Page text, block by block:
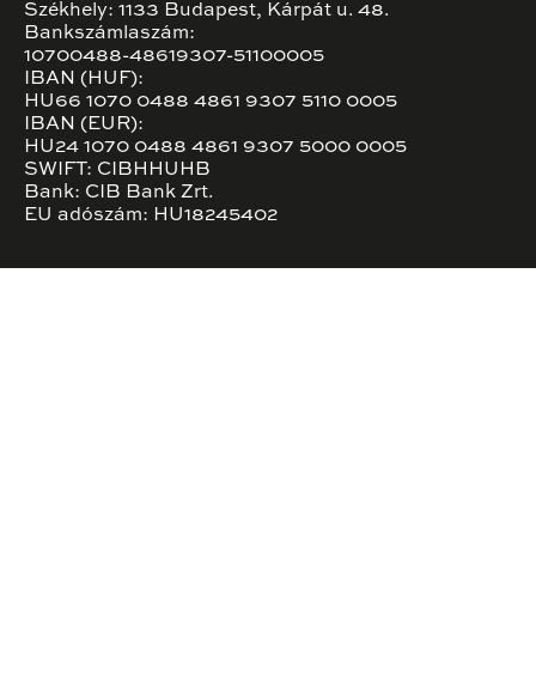
Székhely: 1133 Budapest, Kárpát u. 48.
Bankszámlaszám:
10700488-48619307-51100005
IBAN (HUF):
HU66 1070 0488 4861 9307 5110 0005
IBAN (EUR):
HU24 1070 0488 4861 9307 5000 0005
SWIFT: CIBHHUHB
Bank: CIB Bank Zrt.
EU adószám: HU18245402